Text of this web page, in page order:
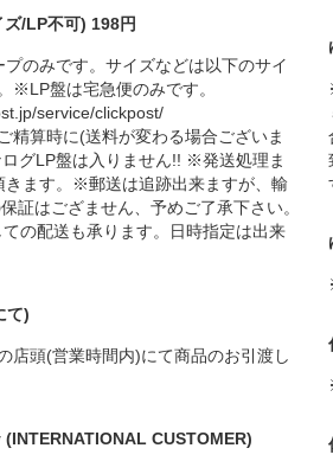
/LP不可) 198円
のみです。サイズなどは以下のサイ
※LP盤は宅急便のみです。
service/clickpost/
精算時に(送料が変わる場合ございま
グLP盤は入りません!! ※発送処理ま
きます。※郵送は追跡出来ますが、輸
証はござません、予めご了承下さい。
の配送も承ります。日時指定は出来
て)
店頭(営業時間内)にて商品のお引渡し
CUSTOMER)